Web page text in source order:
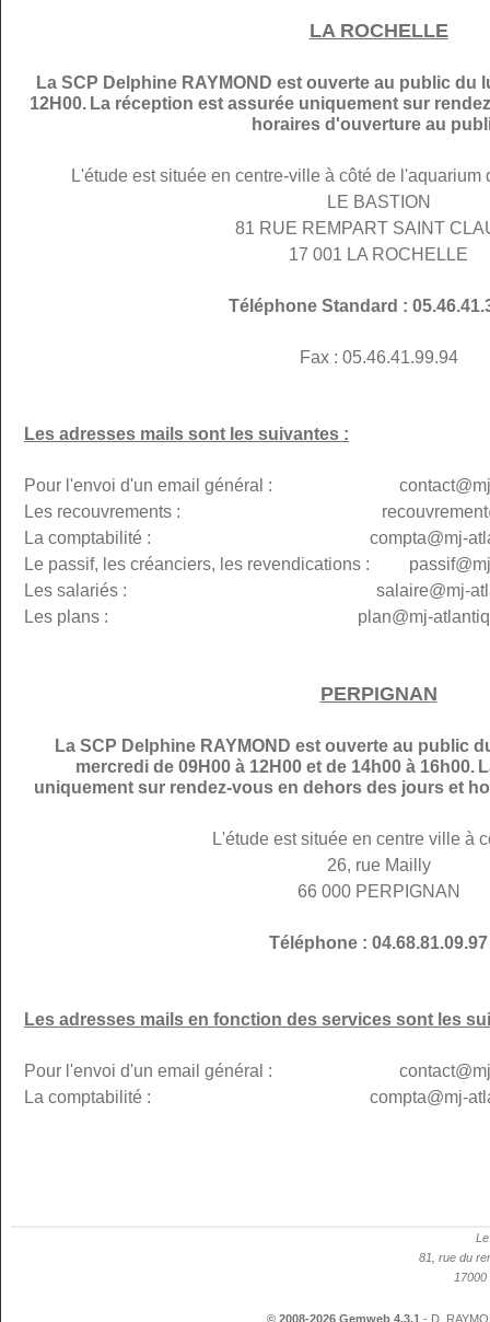
LA ROCHELLE
La SCP Delphine RAYMOND est ouverte au public du
12H00. La réception est assurée uniquement sur
horaires d'ouverture au
L'étude est située en centre-ville à côté de l'aquarium
LE BASTION
81 RUE REMPART SAINT
17 001 LA ROCHELLE
Téléphone Standard :
Fax : 05.46.41.99.94
Les adresses mails sont les suivantes :
Pour l'envoi d'un email général : contact@mj-
Les recouvrements :
La comptabilité : compta@mj-
Le passif, les créanciers, les revendications : passif@
Les salariés : salaire@mj-
Les plans :
plan@mj-
PERPIGNAN
La SCP Delphine RAYMOND est ouverte au public
mercredi de 09H00 à 12H00 et de 14h00 à 16h00.
uniquement sur rendez-vous en dehors des jours et
L'étude est située en centre ville à
26, rue Mailly
66 000 PERPIGNAN
Téléphone : 04.68.81.09.97
Les adresses mails en fonction des services sont les
Pour l'envoi d'un email général : contact@mj-
La comptabilité : compta@mj-
81, rue du
17000
© 2008-2026 Gemweb 4.3.1 - D.